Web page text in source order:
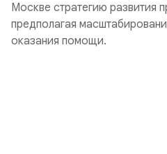
Москве стратегию развития
предполагая
оказания помощи.